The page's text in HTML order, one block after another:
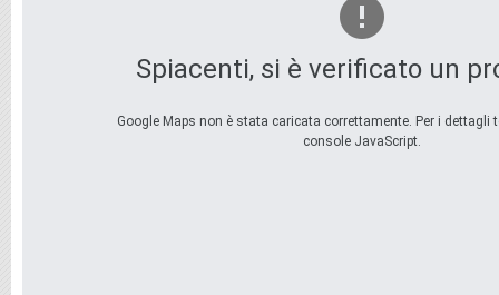
Spiacenti, si è verificato un
Google Maps non è stata caricata correttamente. Per i dettagli
console JavaScript.